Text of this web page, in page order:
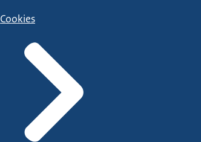
Cookies